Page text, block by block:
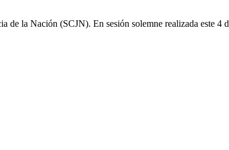
la Nación (SCJN). En sesión solemne realizada este 4